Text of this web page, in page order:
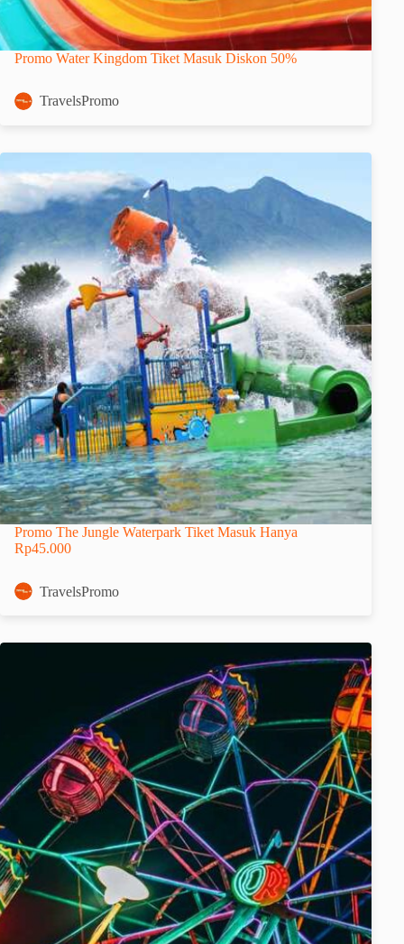
Promo Water Kingdom Tiket Masuk Diskon 50%
TravelsPromo
Promo The Jungle Waterpark Tiket Masuk Hanya
Rp45.000
TravelsPromo